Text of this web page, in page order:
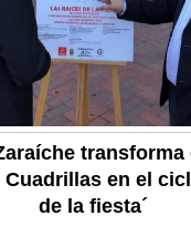
transforma
en el
de la fiesta´